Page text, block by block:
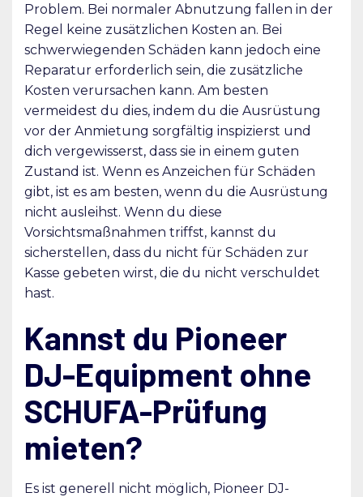
Problem. Bei normaler Abnutzung fallen in der
Regel keine zusätzlichen Kosten an. Bei
schwerwiegenden Schäden kann jedoch eine
Reparatur erforderlich sein, die zusätzliche
Kosten verursachen kann. Am besten
vermeidest du dies, indem du die Ausrüstung
vor der Anmietung sorgfältig inspizierst und
dich vergewisserst, dass sie in einem guten
Zustand ist. Wenn es Anzeichen für Schäden
gibt, ist es am besten, wenn du die Ausrüstung
nicht ausleihst. Wenn du diese
Vorsichtsmaßnahmen triffst, kannst du
sicherstellen, dass du nicht für Schäden zur
Kasse gebeten wirst, die du nicht verschuldet
hast.
Kannst du Pioneer
DJ-Equipment ohne
SCHUFA-Prüfung
mieten?
Es ist generell nicht möglich, Pioneer DJ-